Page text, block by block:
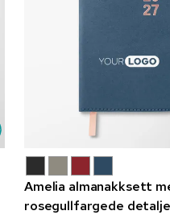
Amelia almanakksett
rosegullfargede